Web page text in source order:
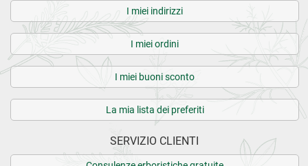
I miei indirizzi
I miei ordini
I miei buoni sconto
La mia lista dei preferiti
SERVIZIO CLIENTI